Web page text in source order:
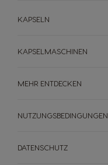
KAPSELN
KAPSELMASCHINEN
MEHR ENTDECKEN
NUTZUNGSBEDINGUNGEN
DATENSCHUTZ